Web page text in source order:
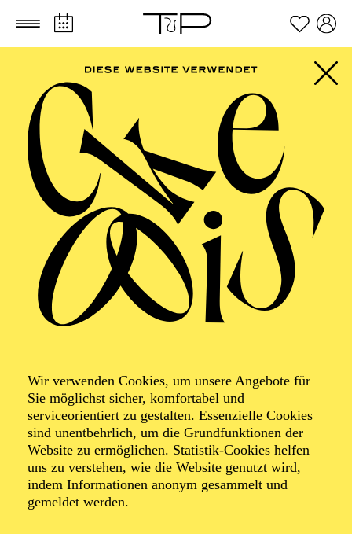
Zum Hauptinhalt springen Zum Footer springen
Wir verwenden Cookies, um unsere Angebote für
Sie möglichst sicher, komfortabel und
serviceorientiert zu gestalten. Essenzielle Cookies
sind unentbehrlich, um die Grundfunktionen der
Website zu ermöglichen. Statistik-Cookies helfen
uns zu verstehen, wie die Website genutzt wird,
indem Informationen anonym gesammelt und
gemeldet werden.
ESSENER
PHILHARMONIKER
Le groupe des Six
et amis
Werke von Alexandre Tansman, Darius Milhaud,
Eugène Bozza, Georges Auric, Jacques Ibert, Louis